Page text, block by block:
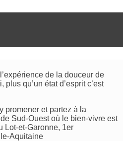
de la douceur de
qu’un état d’esprit c’est
promener et partez à la
Sud-Ouest où le bien-vivre est
Lot-et-Garonne, 1er
Aquitaine